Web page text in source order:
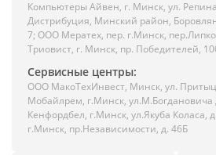
Компьютеры Айвен, г. Минск, ул.
Дистрибуция, Минский район,
7; ООО Мератех, пер. г.Минск,
Триовист, г. Минск, пр. Победителей,
Сервисные центры:
ООО МакоТехИнвест, Минск, ул.
Мобайлрем, г.Минск,
Кенфордбел, г.Минск, ул.Якуба Коласа,
г.Минск, пр.Независимости, д. 46Б